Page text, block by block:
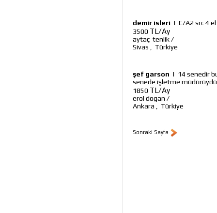
demir isleri | E/A2 src 4
3500 TL/Ay
aytaç tenlik/
Sivas
Türkiye
şef garson | 14 senedir
senede işletme
1850 TL/Ay
erol dogan /
Ankara
Türkiye
Sonraki Sayfa